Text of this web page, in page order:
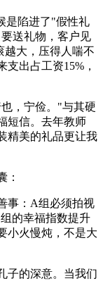
是陷进了"假性礼
送礼物，客户见
越大，压得人喘不
出占工资15%，
，宁俭。"与其硬
短信。去年教师
精美的礼品更让我
：
事：A组必须拍视
的幸福指数提升
小火慢炖，不是大
子的深意。当我们